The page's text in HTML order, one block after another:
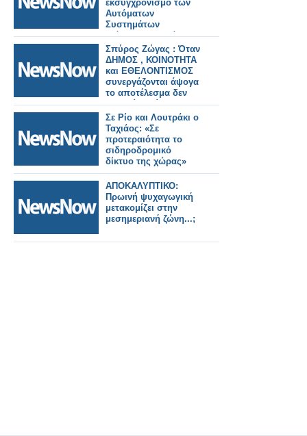
εκσυγχρονισμό των
Αυτόματων
Συστημάτων
Ισόπεδων Διαβάσεων
Σπύρος Ζώγας : Όταν
ΔΗΜΟΣ , ΚΟΙΝΟΤΗΤΑ
και ΕΘΕΛΟΝΤΙΣΜΟΣ
συνεργάζονται άψογα
το αποτέλεσμα δεν
μπορεί να είναι παρα
μόνο αυτό……!!!!
Σε Ρίο και Λουτράκι ο
Ταχιάος: «Σε
προτεραιότητα το
σιδηροδρομικό
δίκτυο της χώρας»
ΑΠΟΚΑΛΥΠΤΙΚΟ:
Πρωινή ψυχαγωγική
μετακομίζει στην
μεσημεριανή ζώνη...;